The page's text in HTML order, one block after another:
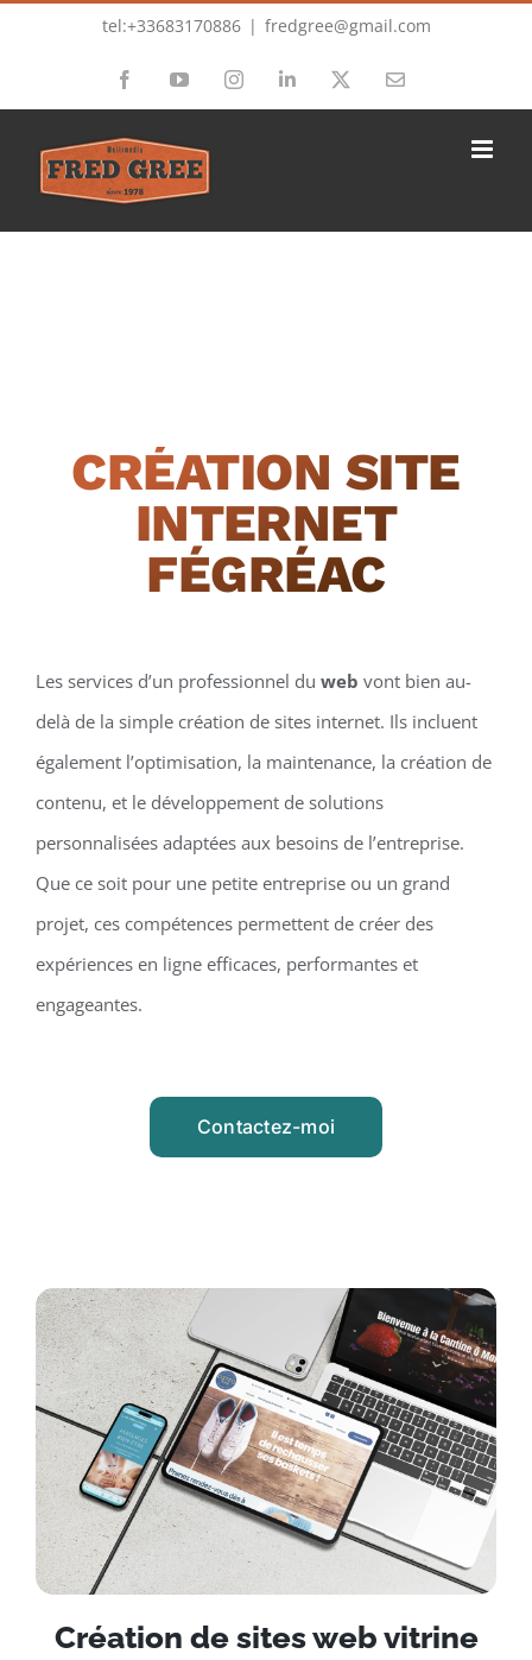
tel:+33683170886 | fredgree@gmail.com
FacebookYouTubeInstagramLinkedIn Email
CRÉATION SITE
INTERNET
FÉGRÉAC
Les services d’un professionnel du web vont bien au-
delà de la simple création de sites internet. Ils incluent
également l’optimisation, la maintenance, la création de
contenu, et le développement de solutions
personnalisées adaptées aux besoins de l’entreprise.
Que ce soit pour une petite entreprise ou un grand
projet, ces compétences permettent de créer des
expériences en ligne efficaces, performantes et
engageantes.
Contactez-moi
Création de sites web vitrine